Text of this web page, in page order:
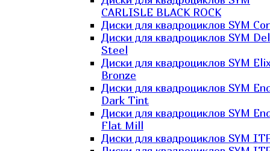
CARLISLE BLACK ROCK
Диски для квадроциклов SYM
Диски для квадроциклов SYM
Steel
Диски для квадроциклов SYM
Bronze
Диски для квадроциклов SYM
Dark Tint
Диски для квадроциклов SYM
Flat Mill
Диски для квадроциклов SYM